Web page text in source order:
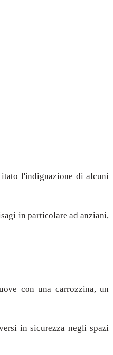
l'indignazione di alcuni
in particolare ad anziani,
con una carrozzina, un
in sicurezza negli spazi